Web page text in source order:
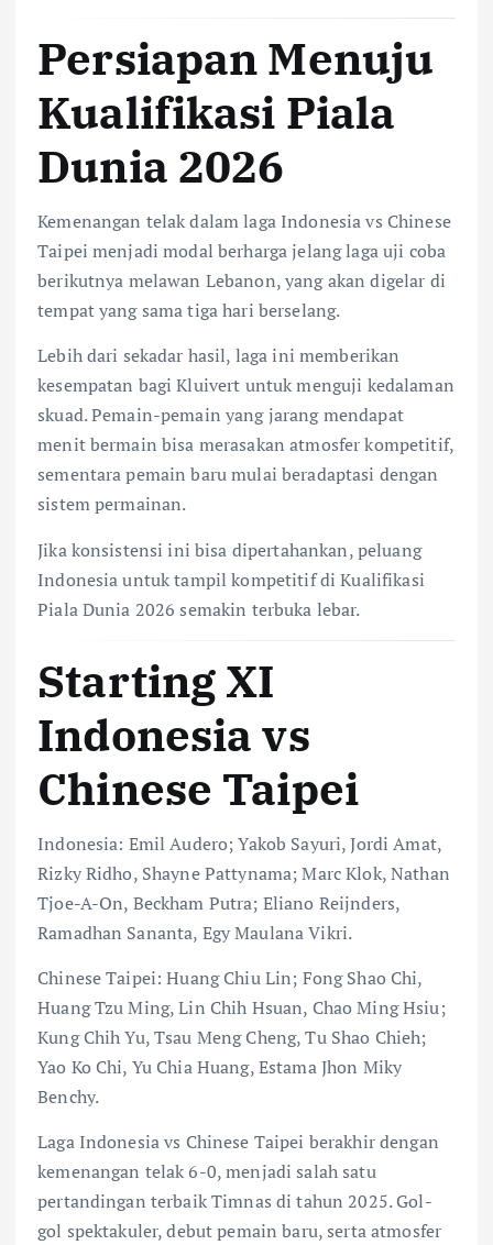
Persiapan Menuju
Kualifikasi Piala
Dunia 2026
Kemenangan telak dalam laga Indonesia vs Chinese
Taipei menjadi modal berharga jelang laga uji coba
berikutnya melawan Lebanon, yang akan digelar di
tempat yang sama tiga hari berselang.
Lebih dari sekadar hasil, laga ini memberikan
kesempatan bagi Kluivert untuk menguji kedalaman
skuad. Pemain-pemain yang jarang mendapat
menit bermain bisa merasakan atmosfer kompetitif,
sementara pemain baru mulai beradaptasi dengan
sistem permainan.
Jika konsistensi ini bisa dipertahankan, peluang
Indonesia untuk tampil kompetitif di Kualifikasi
Piala Dunia 2026 semakin terbuka lebar.
Starting XI
Indonesia vs
Chinese Taipei
Indonesia: Emil Audero; Yakob Sayuri, Jordi Amat,
Rizky Ridho, Shayne Pattynama; Marc Klok, Nathan
Tjoe-A-On, Beckham Putra; Eliano Reijnders,
Ramadhan Sananta, Egy Maulana Vikri.
Chinese Taipei: Huang Chiu Lin; Fong Shao Chi,
Huang Tzu Ming, Lin Chih Hsuan, Chao Ming Hsiu;
Kung Chih Yu, Tsau Meng Cheng, Tu Shao Chieh;
Yao Ko Chi, Yu Chia Huang, Estama Jhon Miky
Benchy.
Laga Indonesia vs Chinese Taipei berakhir dengan
kemenangan telak 6-0, menjadi salah satu
pertandingan terbaik Timnas di tahun 2025. Gol-
gol spektakuler, debut pemain baru, serta atmosfer